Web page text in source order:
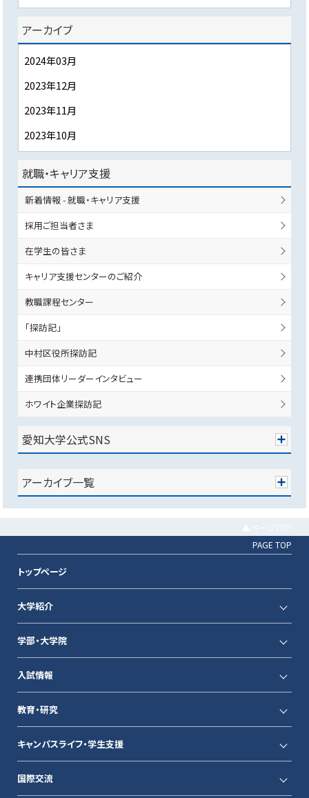
アーカイブ
2024年03月
2023年12月
2023年11月
2023年10月
就職・キャリア支援
新着情報 - 就職・キャリア支援
採用ご担当者さま
在学生の皆さま
キャリア支援センターのご紹介
教職課程センター
「探訪記」
中村区役所探訪記
連携団体リーダーインタビュー
ホワイト企業探訪記
愛知大学公式SNS
アーカイブ一覧
PAGE TOP
トップページ
大学紹介
学部・大学院
入試情報
教育・研究
キャンパスライフ・学生支援
国際交流